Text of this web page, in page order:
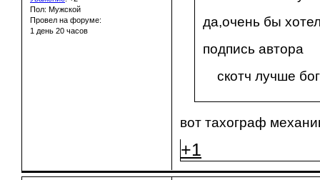
Пол: Мужской
Провел на форуме:
1 день 20 часов
да,очень бы
подпись автора
скотч лучше
вот тахограф
+1